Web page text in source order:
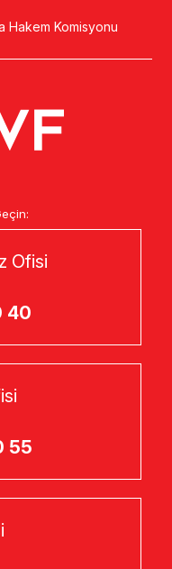
Hakem Komisyonu
Ofisi
40
55